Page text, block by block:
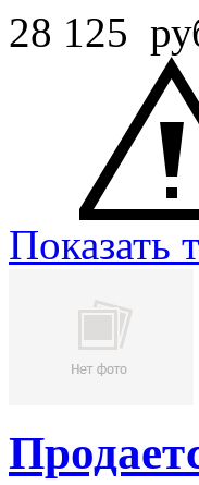
28 125
Показать